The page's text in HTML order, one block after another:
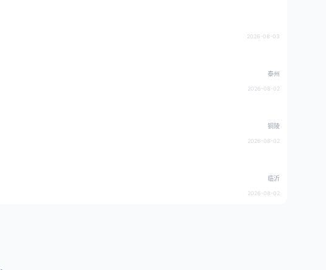
2026-08-03
泰州
2026-08-02
铜陵
2026-08-02
临沂
2026-08-02